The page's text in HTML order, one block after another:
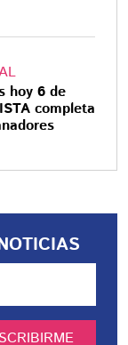
hoy 6 de
completa